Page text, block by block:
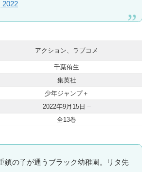
2022
アクション、ラブコメ
千葉侑生
集英社
少年ジャンプ＋
2022年9月15日 –
全13巻
鎮の子が通うブラック幼稚園。リタ先